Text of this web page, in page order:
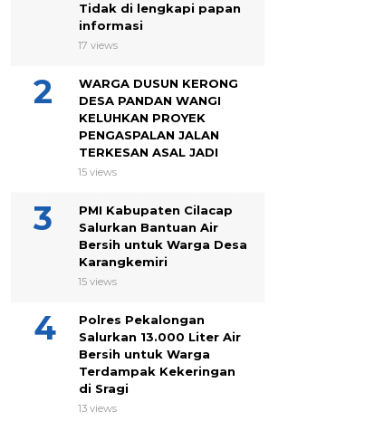
Tidak di lengkapi papan
informasi
17 views
WARGA DUSUN KERONG
DESA PANDAN WANGI
KELUHKAN PROYEK
PENGASPALAN JALAN
TERKESAN ASAL JADI
15 views
PMI Kabupaten Cilacap
Salurkan Bantuan Air
Bersih untuk Warga Desa
Karangkemiri
15 views
Polres Pekalongan
Salurkan 13.000 Liter Air
Bersih untuk Warga
Terdampak Kekeringan
di Sragi
13 views